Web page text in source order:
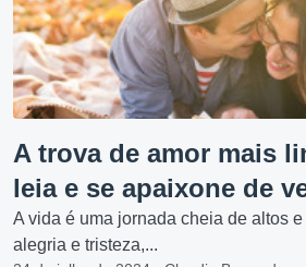
A trova de amor mais
leia e se apaixone de
A vida é uma jornada cheia de altos
alegria e tristeza,...